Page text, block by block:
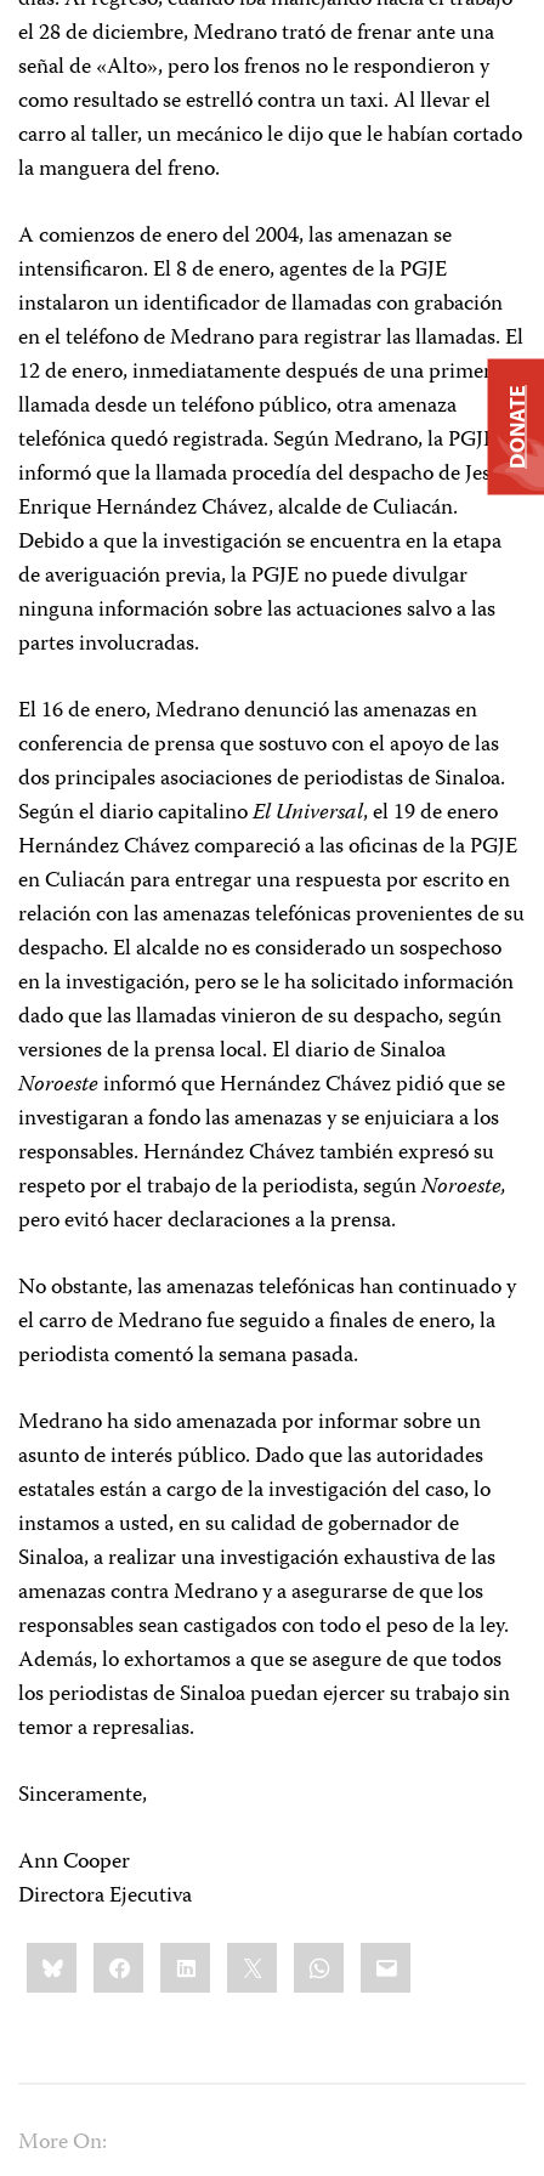
el 28 de diciembre, Medrano trató de frenar ante una
señal de «Alto», pero los frenos no le respondieron y
como resultado se estrelló contra un taxi. Al llevar el
carro al taller, un mecánico le dijo que le habían cortado
la manguera del freno.
A comienzos de enero del 2004, las amenazan se
intensificaron. El 8 de enero, agentes de la PGJE
instalaron un identificador de llamadas con grabación
en el teléfono de Medrano para registrar las llamadas. El
12 de enero, inmediatamente después de una primera
llamada desde un teléfono público, otra amenaza
telefónica quedó registrada. Según Medrano, la PGJE le
informó que la llamada procedía del despacho de Jesús
Enrique Hernández Chávez, alcalde de Culiacán.
Debido a que la investigación se encuentra en la etapa
de averiguación previa, la PGJE no puede divulgar
ninguna información sobre las actuaciones salvo a las
partes involucradas.
El 16 de enero, Medrano denunció las amenazas en
conferencia de prensa que sostuvo con el apoyo de las
dos principales asociaciones de periodistas de Sinaloa.
Según el diario capitalinoEl Universal, el 19 de enero
Hernández Chávez compareció a las oficinas de la PGJE
en Culiacán para entregar una respuesta por escrito en
relación con las amenazas telefónicas provenientes de su
despacho. El alcalde no es considerado un sospechoso
en la investigación, pero se le ha solicitado información
dado que las llamadas vinieron de su despacho, según
versiones de la prensa local. El diario de Sinaloa
Noroesteinformó que Hernández Chávez pidió que se
investigaran a fondo las amenazas y se enjuiciara a los
responsables. Hernández Chávez también expresó su
respeto por el trabajo de la periodista, segúnNoroeste,
pero evitó hacer declaraciones a la prensa.
No obstante, las amenazas telefónicas han continuado y
el carro de Medrano fue seguido a finales de enero, la
periodista comentó la semana pasada.
Medrano ha sido amenazada por informar sobre un
asunto de interés público. Dado que las autoridades
estatales están a cargo de la investigación del caso, lo
instamos a usted, en su calidad de gobernador de
Sinaloa, a realizar una investigación exhaustiva de las
amenazas contra Medrano y a asegurarse de que los
responsables sean castigados con todo el peso de la ley.
Además, lo exhortamos a que se asegure de que todos
los periodistas de Sinaloa puedan ejercer su trabajo sin
temor a represalias.
Sinceramente,
Ann Cooper
Directora Ejecutiva
Share
this:BlueskyFacebookLinkedIn WhatsApp
Email
More On:
DONATE